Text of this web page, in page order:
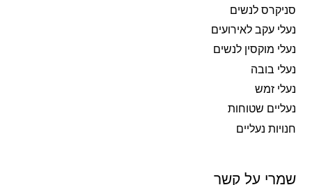
סניקרס לנשים
נעלי עקב לאירועים
נעלי מוקסין לנשים
נעלי בובה
נעלי זמש
נעליים שטוחות
חנויות נעליים
שמרי על קשר